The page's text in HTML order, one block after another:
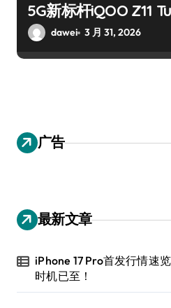
5G新标杆iQOO Z11
dawei 3 月 31, 2026
广告
最新文章
iPhone 17 Pro首发行情速
时机已至！